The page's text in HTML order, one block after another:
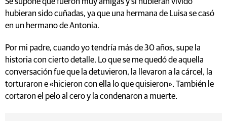
Se supone que fueron muy amigas y si hubieran vivido
hubieran sido cuñadas, ya que una hermana de Luisa se casó
en un hermano de Antonia.
Por mi padre, cuando yo tendría más de 30 años, supe la
historia con cierto detalle. Lo que se me quedó de aquella
conversación fue que la detuvieron, la llevaron a la cárcel, la
torturaron e «hicieron con ella lo que quisieron». También le
cortaron el pelo al cero y la condenaron a muerte.